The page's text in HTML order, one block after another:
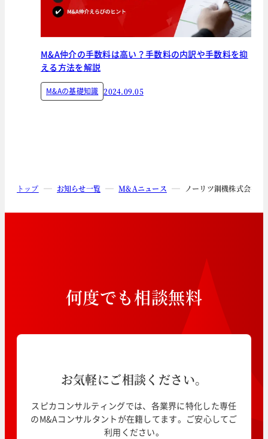
M&A仲介の手数料は高い？手数料の内訳や手数料を抑
える方法を解説
M&Aの基礎知識 2024.09.05
トップ お知らせ一覧 M&Aニュース ノーリツ鋼機株式会社
何度でも相談無料
お気軽にご相談ください。
スピカコンサルティングでは、各業界に特化した専任
のM&Aコンサルタントが在籍してます。ご安心してご
利用ください。